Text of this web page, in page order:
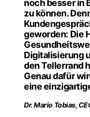
noch besser in
zu können.
geworden: Die
Digitalisierung
den Tellerrand
Genau dafür
eine
Dr. Mario Tobias,